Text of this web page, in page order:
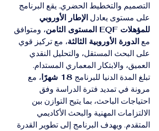
التصميم والتخطيط الحضري. يقع البرنامج
على مستوى يعادل الإطار الأوروبي
للمؤهلات EQF المستوى الثامن
، ومتوافق
مع الدورة الأوروبية الثالثة، مع تركيز قوي
على البحث المستقل، والتحليل النقدي
العميق، والابتكار المعماري المستدام.
تبلغ المدة الدنيا للبرنامج 18 شهرًا
، مع
مرونة في تمديد فترة الدراسة وفق
احتياجات الباحث، بما يتيح التوازن بين
الالتزامات المهنية والبحث الأكاديمي
المتقدم. ويهدف البرنامج إلى تطوير القدرة